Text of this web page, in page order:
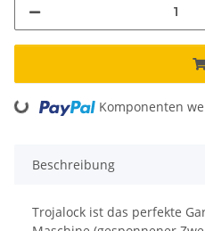
Loading... Komponenten
Beschreibung
Trojalock ist das perfekte